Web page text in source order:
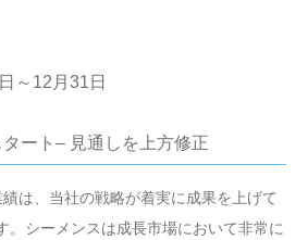
～12月31日
ート– 見通しを上方修正
績は、当社の戦略が着実に成果を上げて
。シーメンスは成長市場において非常に